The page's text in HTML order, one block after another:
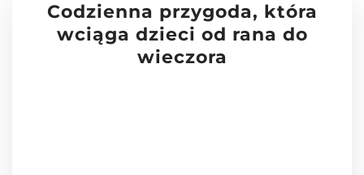
Codzienna przygoda, która
wciąga dzieci od rana do
wieczora